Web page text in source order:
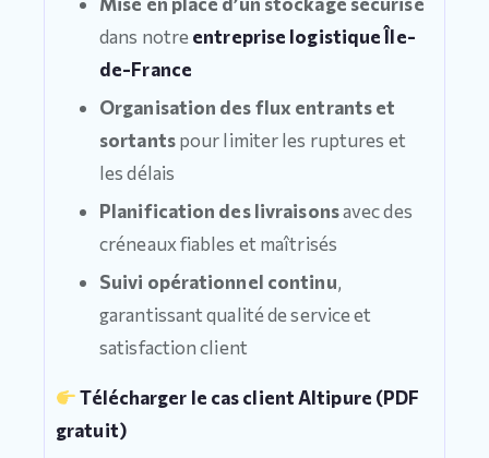
dans notreentreprise logistique Île-
de-France
Organisation des flux entrants et
sortantspour limiter les ruptures et
les délais
Planification des livraisonsavec des
créneaux fiables et maîtrisés
Suivi opérationnel continu,
garantissant qualité de service et
satisfaction client
Télécharger le cas client Altipure (PDF
gratuit)